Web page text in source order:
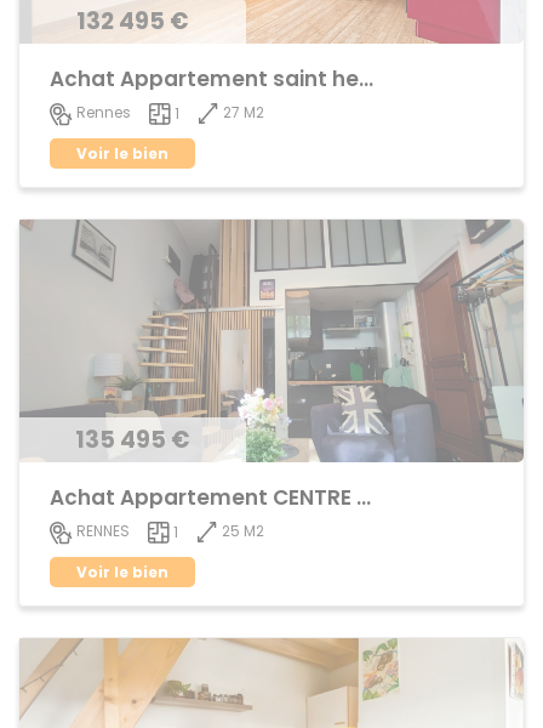
132 495 €
Achat Appartement saint helier
Rennes 1
27 M2
Voir le bien
135 495 €
Achat Appartement CENTRE VILLE
RENNES 1
25 M2
Voir le bien